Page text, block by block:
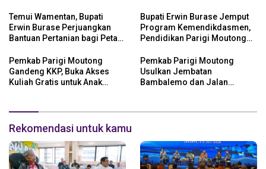
Temui Wamentan, Bupati
Erwin Burase Perjuangkan
Bantuan Pertanian bagi Petani
Bupati Erwin Burase Jemput
Program Kemendikdasmen,
Pendidikan Parigi Moutong
Pemkab Parigi Moutong
Gandeng KKP, Buka Akses
Kuliah Gratis untuk Anak
Pemkab Parigi Moutong
Usulkan Jembatan
Bambalemo dan Jalan
Rekomendasi untuk kamu